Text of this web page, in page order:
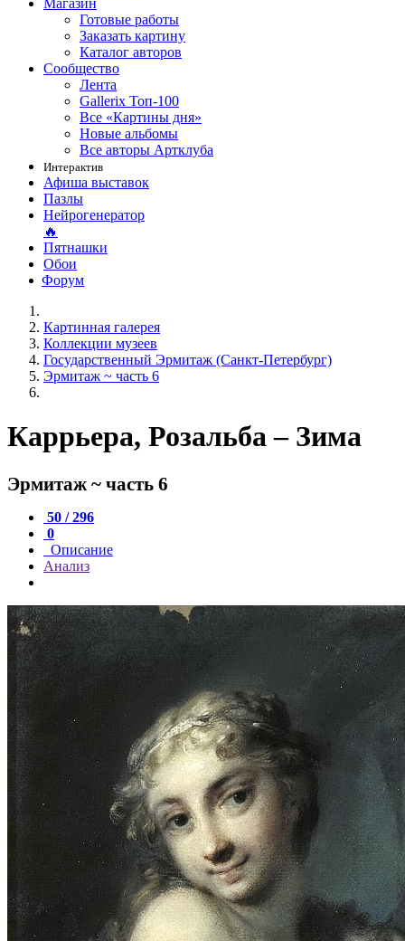
Магазин
Готовые работы
Заказать картину
Каталог авторов
Сообщество
Лента
Gallerix Топ-100
Все «Картины дня»
Новые альбомы
Все авторы Артклуба
Интерактив
Афиша выставок
Пазлы
Нейрогенератор
🔥
Пятнашки
Обои
Форум
Картинная галерея
Коллекции музеев
Государственный Эрмитаж (Санкт-Петербург)
Эрмитаж ~ часть 6
Каррьера, Розальба – Зима
Эрмитаж ~ часть 6
50 / 296
0
Описание
Анализ